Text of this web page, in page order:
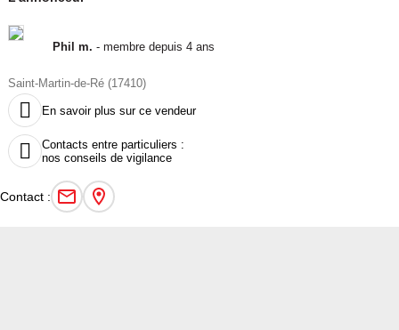
Phil m. - membre depuis 4 ans
Saint-Martin-de-Ré (17410)
 En savoir plus sur ce vendeur

Contacts entre particuliers :
nos conseils de vigilance
Contact :